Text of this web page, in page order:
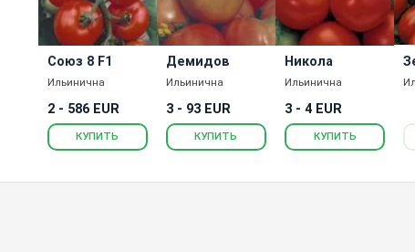
Союз 8 F1
Ильинична
2 - 586 EUR
КУПИТЬ
Демидов
Ильинична
3 - 93 EUR
КУПИТЬ
Никола
Ильинична
3 - 4 EUR
КУПИТЬ